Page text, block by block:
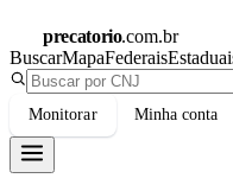
precatorio.com.br
BuscarMapaFederais
Monitorar Minha conta